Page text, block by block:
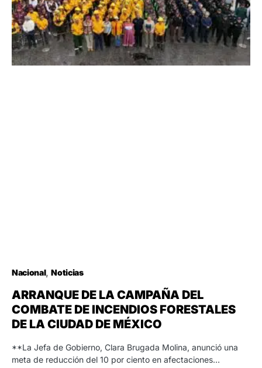
Nacional Noticias
ARRANQUE DE LA CAMPAÑA DEL
COMBATE DE INCENDIOS FORESTALES
DE LA CIUDAD DE MÉXICO
**La Jefa de Gobierno, Clara Brugada Molina, anunció una
meta de reducción del 10 por ciento en afectaciones…